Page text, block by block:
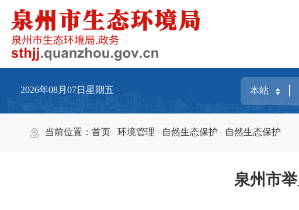
2026年08月07日星期五
当前位置：首页 环境管理 自然生态保护 自然生态保护
泉州市